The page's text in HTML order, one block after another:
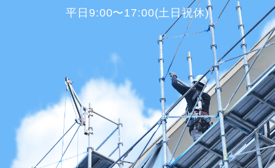
平日9:00〜17:00(土日祝休)